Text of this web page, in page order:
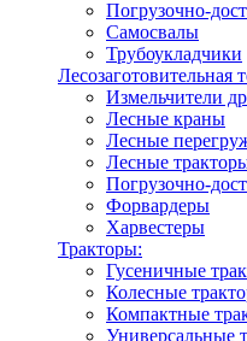
Погрузочно-
Самосвалы
Трубоукладчики
Лесозаготовительная
Измельчители
Лесные краны
Лесные
Лесные
Погрузочно-
Форвардеры
Харвестеры
Тракторы:
Гусеничные
Колесные
Компактные
Универсальные